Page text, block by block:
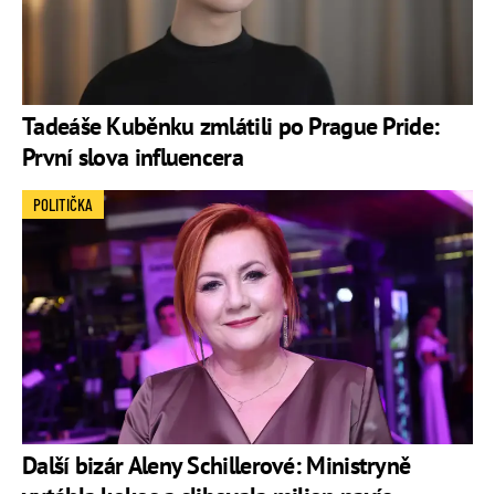
Tadeáše Kuběnku zmlátili po Prague Pride:
První slova influencera
Další bizár Aleny Schillerové: Ministryně
POLITIČKA